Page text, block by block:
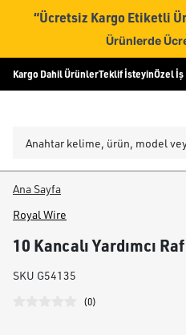
“Ücretsiz Kargo Etiketli
Ürünlerde
Kargo Dahil ÜrünlerTeklif İsteyinÖzel İş
Ana Sayfa
Royal Wire
10 Kancalı Yardımcı Raf
SKU G54135
(0)